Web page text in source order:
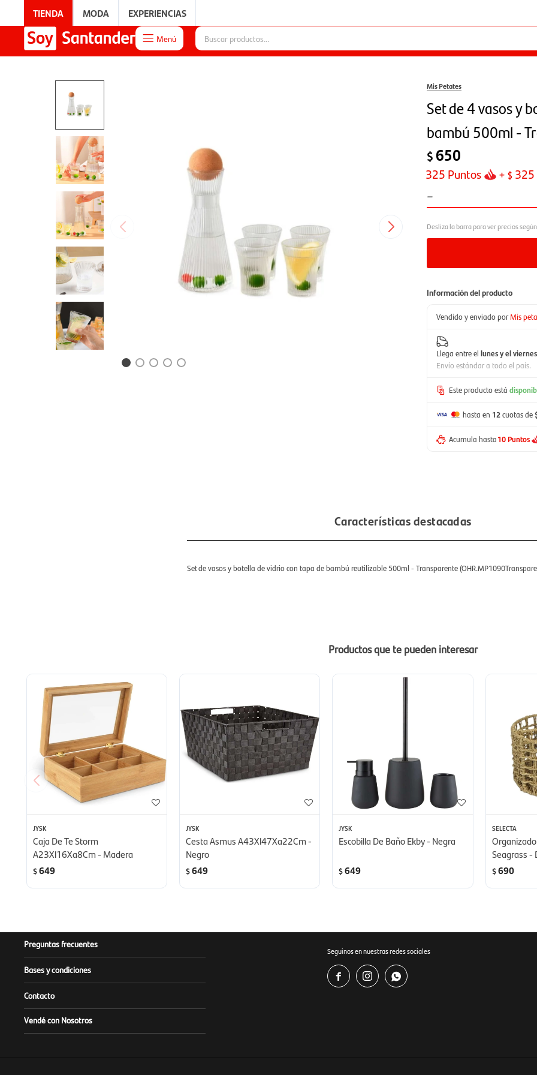
TIENDA MODA EXPERIENCIAS
 Menú
Mis Petates
Set de 4 vasos y
bambú 500ml -
$ 650
325 Puntos + $ 325
-
Información del producto
Vendido y enviado porMis
Llega entre el lunes y el viernes
Envío estándar a todo el país.
Este producto está
hasta en 12cuotas de
Acumula hasta10 Puntos
Características destacadas
Set de vasos y botella de vidrio con tapa de bambú reutilizable 500ml - Transparente
Productos que te pueden interesar
JYSK
Caja De Te Storm
A23Xl16Xa8Cm - Madera
$649
JYSK
Cesta Asmus A43Xl47Xa22Cm -
Negro
$649
JYSK
Escobilla De Baño Ekby - Negra
$649
SELECTA
Seagrass
$690
Preguntas frecuentes
Bases y condiciones
Contacto
Vendé con Nosotros
Seguinos en nuestras redes sociales
  